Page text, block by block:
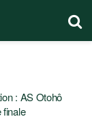
: AS Otohô